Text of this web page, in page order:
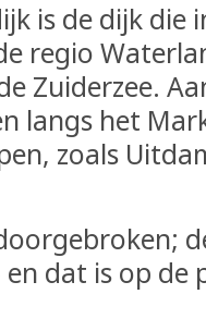
is de dijk die
regio
Zuiderzee.
langs het
zoals
dat is op de